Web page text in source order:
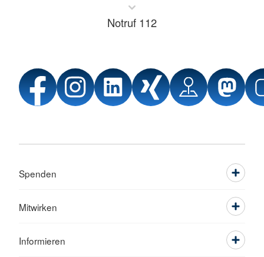
Notruf 112
Spenden
Mitwirken
Informieren